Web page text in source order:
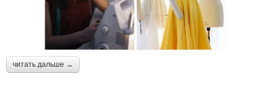
читать дальше →